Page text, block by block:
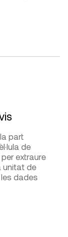
les
seccions
són de
en un
part
de
extraure
unitat de
dades